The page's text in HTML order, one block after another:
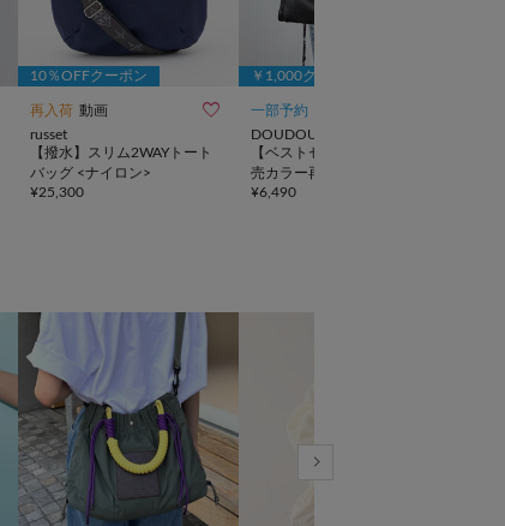
10％OFFクーポン
再入荷 動画 
russet
【撥水】スリム2WAYトート
バッグ <ナイロン>
¥25,300
￥1,000クーポン
一部予約
DOUDOU
【ベストセラーアイテム/完
売カラー再追加！】ミニショ
ルダー付ソフトレザー調ミニ
¥6,490